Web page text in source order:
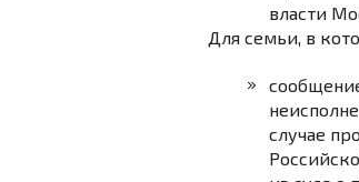
власти
Для семьи, в
случае